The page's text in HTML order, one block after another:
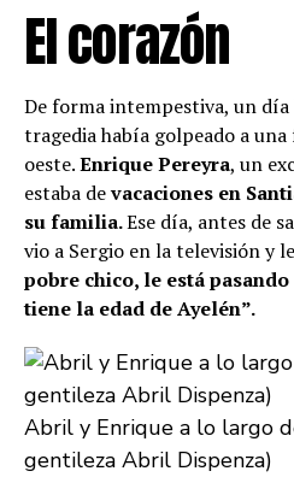
El corazón
De forma intempestiva, un
tragedia había golpeado a
oeste.Enrique Pereyra, un
estaba devacaciones en
su familia.Ese día, antes de
vio a Sergio en la televisión y
pobre chico, le está
tiene la edad de Ayelén”.
Abril y Enrique a lo largo
gentileza Abril Dispenza)